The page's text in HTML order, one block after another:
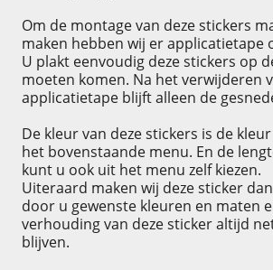
Om de montage van deze stickers
maken hebben wij er applicatietape
U plakt eenvoudig deze stickers op
moeten komen. Na het verwijderen
applicatietape blijft alleen de
De kleur van deze stickers is de
het bovenstaande menu. En de
kunt u ook uit het menu zelf kiezen.
Uiteraard maken wij deze sticker
door u gewenste kleuren en maten
verhouding van deze sticker altijd
blijven.